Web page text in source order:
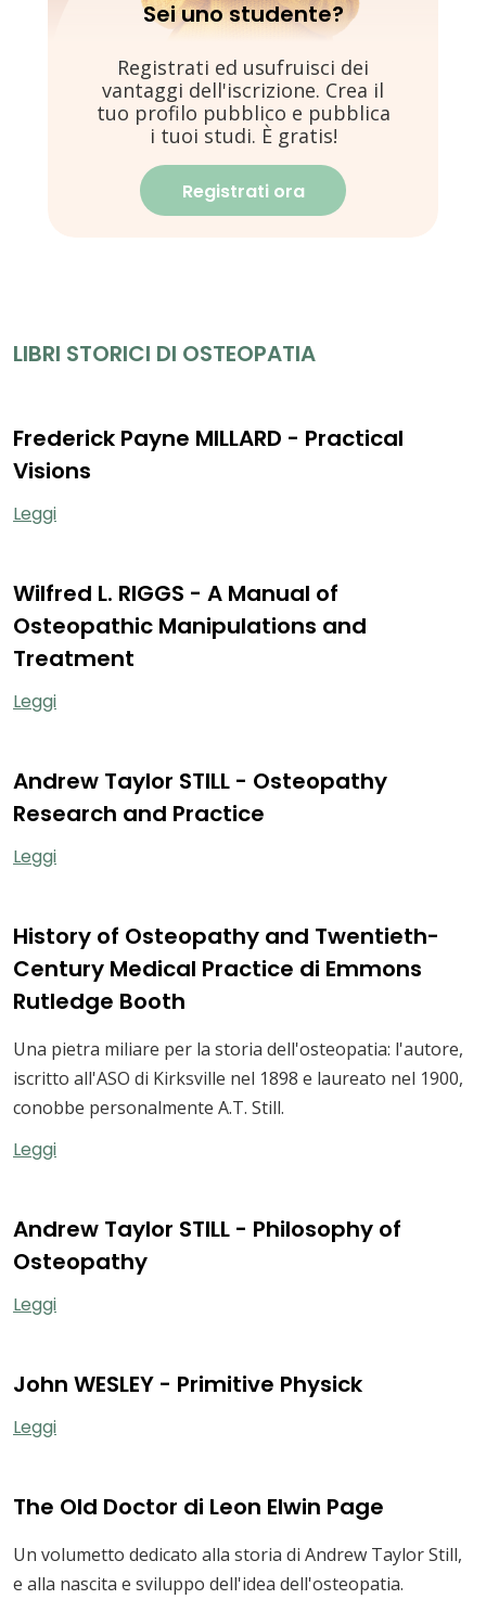
Sei uno studente?
Registrati ed usufruisci dei
vantaggi dell'iscrizione. Crea il
tuo profilo pubblico e pubblica
i tuoi studi. È gratis!
Registrati ora
LIBRI STORICI DI OSTEOPATIA
Frederick Payne MILLARD - Practical
Visions
Leggi
Wilfred L. RIGGS - A Manual of
Osteopathic Manipulations and
Treatment
Leggi
Andrew Taylor STILL - Osteopathy
Research and Practice
Leggi
History of Osteopathy and Twentieth-
Century Medical Practice di Emmons
Rutledge Booth
Una pietra miliare per la storia dell'osteopatia: l'autore,
iscritto all'ASO di Kirksville nel 1898 e laureato nel 1900,
conobbe personalmente A.T. Still.
Leggi
Andrew Taylor STILL - Philosophy of
Osteopathy
Leggi
John WESLEY - Primitive Physick
Leggi
The Old Doctor di Leon Elwin Page
Un volumetto dedicato alla storia di Andrew Taylor Still,
e alla nascita e sviluppo dell'idea dell'osteopatia.